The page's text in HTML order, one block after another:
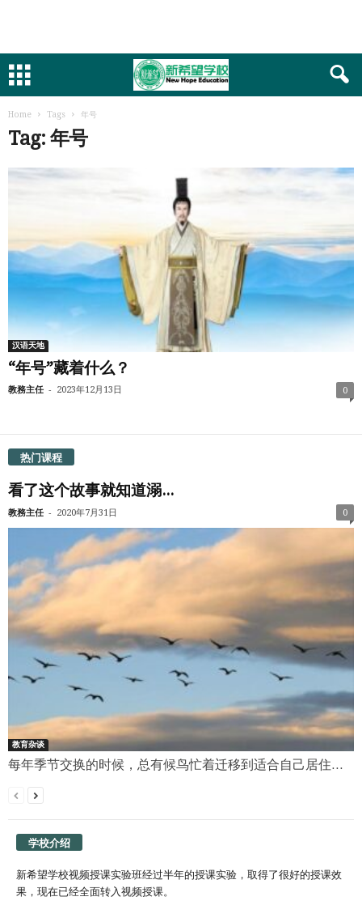
Home Tags 年号
Tag: 年号
汉语天地
“年号”藏着什么？
教務主任 - 2023年12月13日 0
热门课程
看了这个故事就知道溺...
教務主任 - 2020年7月31日 0
教育杂谈
每年季节交换的时候，总有候鸟忙着迁移到适合自己居住...
学校介绍
新希望学校视频授课实验班经过半年的授课实验，取得了很好的授课效
果，现在已经全面转入视频授课。